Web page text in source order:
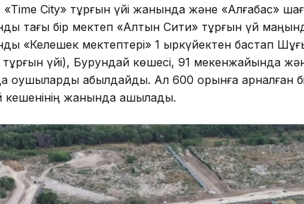
City» тұрғын үйі жанында және «Алғабас»
тағы бір мектеп «Алтын Сити» тұрғын үй
«Келешек мектептері» 1 қыркүйектен бастап
тұрғын үйі), Бурундай көшесі, 91 мекенжайында
оқушыларды қабылдайды. Ал 600 орынға арналған
кешенінің жанында ашылады.